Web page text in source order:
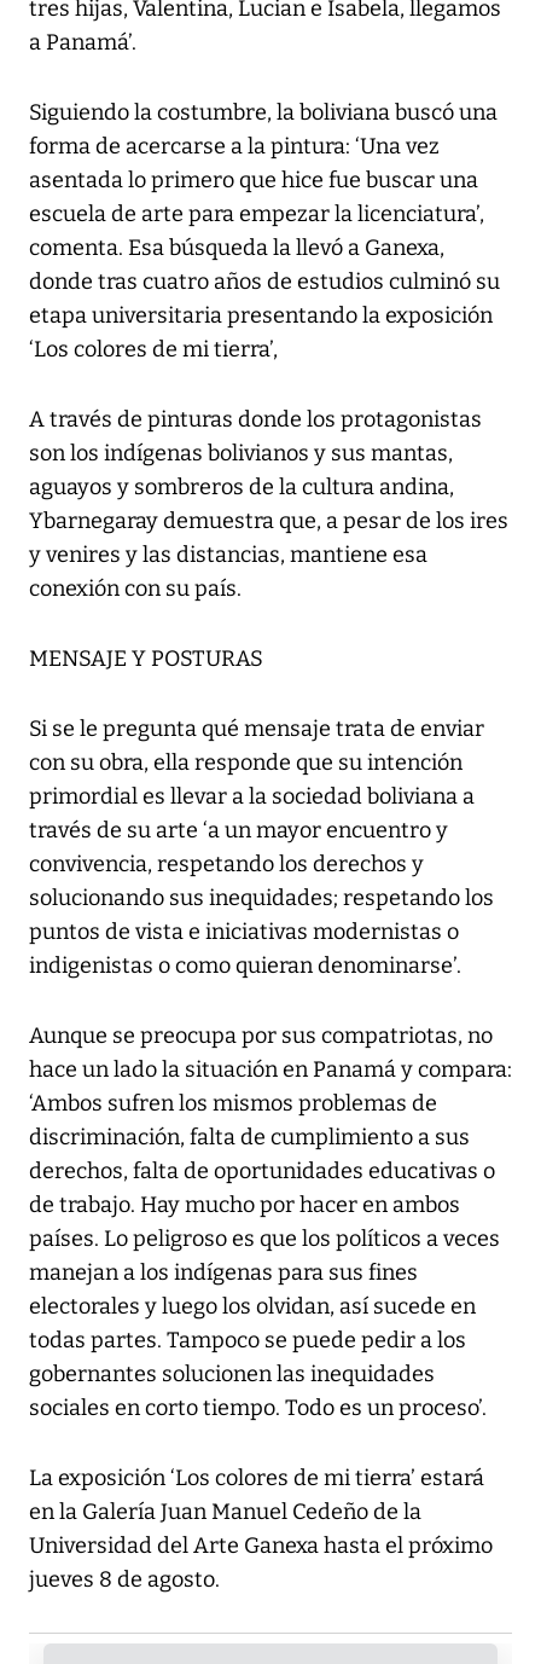
tres hijas, Valentina, Lucian e Isabela, llegamos
a Panamá’.
Siguiendo la costumbre, la boliviana buscó una
forma de acercarse a la pintura: ‘Una vez
asentada lo primero que hice fue buscar una
escuela de arte para empezar la licenciatura’,
comenta. Esa búsqueda la llevó a Ganexa,
donde tras cuatro años de estudios culminó su
etapa universitaria presentando la exposición
‘Los colores de mi tierra’,
A través de pinturas donde los protagonistas
son los indígenas bolivianos y sus mantas,
aguayos y sombreros de la cultura andina,
Ybarnegaray demuestra que, a pesar de los ires
y venires y las distancias, mantiene esa
conexión con su país.
MENSAJE Y POSTURAS
Si se le pregunta qué mensaje trata de enviar
con su obra, ella responde que su intención
primordial es llevar a la sociedad boliviana a
través de su arte ‘a un mayor encuentro y
convivencia, respetando los derechos y
solucionando sus inequidades; respetando los
puntos de vista e iniciativas modernistas o
indigenistas o como quieran denominarse’.
Aunque se preocupa por sus compatriotas, no
hace un lado la situación en Panamá y compara:
‘Ambos sufren los mismos problemas de
discriminación, falta de cumplimiento a sus
derechos, falta de oportunidades educativas o
de trabajo. Hay mucho por hacer en ambos
países. Lo peligroso es que los políticos a veces
manejan a los indígenas para sus fines
electorales y luego los olvidan, así sucede en
todas partes. Tampoco se puede pedir a los
gobernantes solucionen las inequidades
sociales en corto tiempo. Todo es un proceso’.
La exposición ‘Los colores de mi tierra’ estará
en la Galería Juan Manuel Cedeño de la
Universidad del Arte Ganexa hasta el próximo
jueves 8 de agosto.